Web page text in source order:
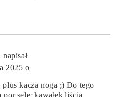
napisał
2025 o
plus kacza noga ;) Do tego
liścia